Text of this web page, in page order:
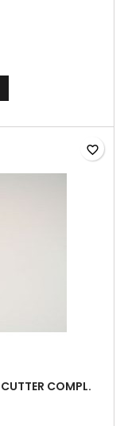
COMPL.
favorite_border